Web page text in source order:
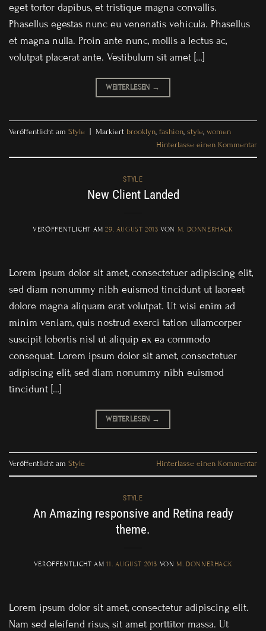
eget tortor dapibus, et tristique magna convallis.
Phasellus egestas nunc eu venenatis vehicula. Phasellus
et magna nulla. Proin ante nunc, mollis a lectus ac,
volutpat placerat ante. Vestibulum sit amet […]
WEITERLESEN →
Veröffentlicht am Style Markiert brooklyn, fashion, style, women
Hinterlasse einen Kommentar
STYLE
New Client Landed
VERÖFFENTLICHT AM29. AUGUST 2013 VON M. DONNERHACK
Lorem ipsum dolor sit amet, consectetuer adipiscing elit,
sed diam nonummy nibh euismod tincidunt ut laoreet
dolore magna aliquam erat volutpat. Ut wisi enim ad
minim veniam, quis nostrud exerci tation ullamcorper
suscipit lobortis nisl ut aliquip ex ea commodo
consequat. Lorem ipsum dolor sit amet, consectetuer
adipiscing elit, sed diam nonummy nibh euismod
tincidunt […]
WEITERLESEN →
Veröffentlicht am Style Hinterlasse einen Kommentar
STYLE
An Amazing responsive and Retina ready
theme.
VERÖFFENTLICHT AM 11. AUGUST 2013 VON M. DONNERHACK
Lorem ipsum dolor sit amet, consectetur adipiscing elit.
Nam sed eleifend risus, sit amet porttitor massa. Ut